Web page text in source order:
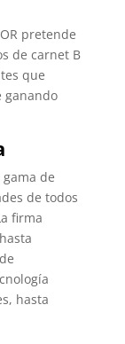
pretende
de carnet B
que
ganando
de
de todos
firma
hasta